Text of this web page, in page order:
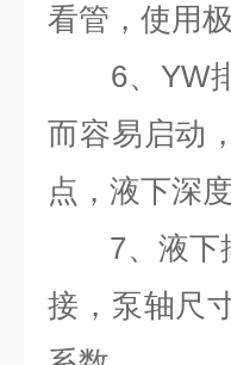
看管，使用
6、YW排
而容易启动
点，液下深
7、液下排
接，泵轴尺